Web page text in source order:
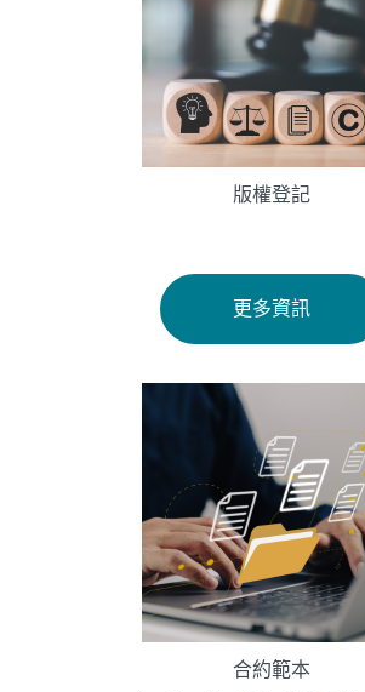
版權登記
更多資訊
合約範本